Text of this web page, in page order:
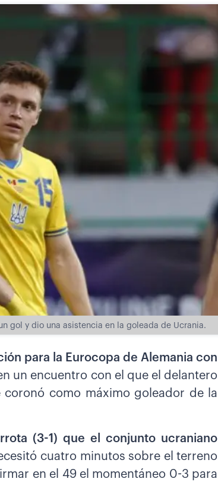
gol y dio una asistencia en la goleada de Ucrania.
para la Eurocopa de Alemania con
un encuentro con el que el delantero
como máximo goleador de la
(3-1) que el conjunto ucraniano
cuatro minutos sobre el terreno
en el 49 el momentáneo 0-3 para